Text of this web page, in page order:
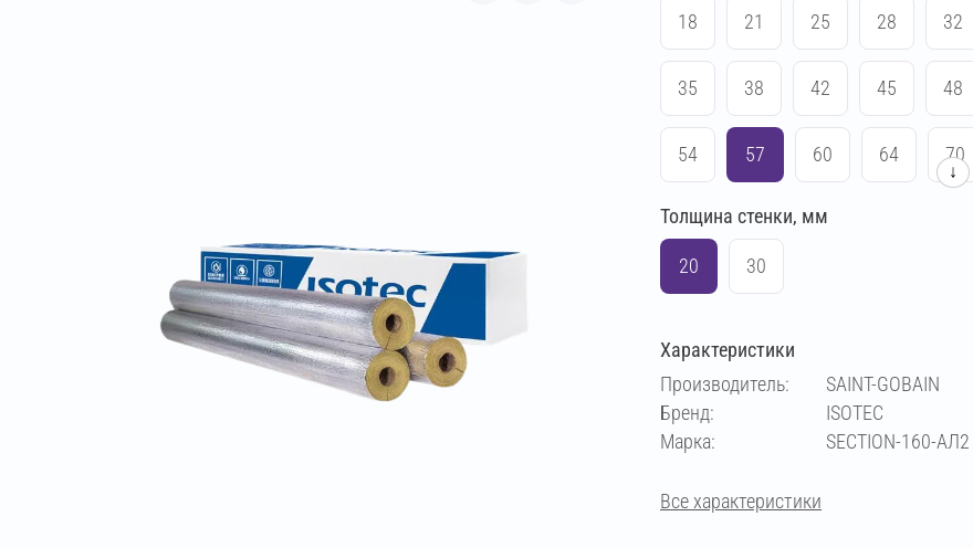
18 21 25 28 32
35 38 42 45 48
54 57 60 64 70
76 83 89
114
159 169
273
↓
Толщина стенки, мм
20 30
Характеристики
Производитель:
SAINT-GOBAIN
Бренд:
ISOTEC
Марка:
SECTION-160-АЛ2
Все характеристики